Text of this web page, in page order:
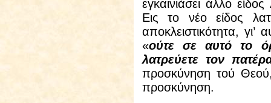
εγκαινιάσει άλλο
Εις το νέο είδος
αποκλειστικότητα,
«ούτε σε αυτό το
λατρεύετε τον
προσκύνηση τού Θεού,
προσκύνηση.